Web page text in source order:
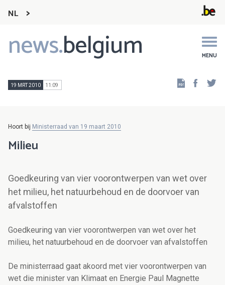
NL
news.belgium MENU
Main
navigation
19 MRT 2010 11:09
Hoort bij Ministerraad van 19 maart 2010
Milieu
Goedkeuring van vier voorontwerpen van wet over
het milieu, het natuurbehoud en de doorvoer van
afvalstoffen
Goedkeuring van vier voorontwerpen van wet over het
milieu, het natuurbehoud en de doorvoer van afvalstoffen
De ministerraad gaat akoord met vier voorontwerpen van
wet die minister van Klimaat en Energie Paul Magnette